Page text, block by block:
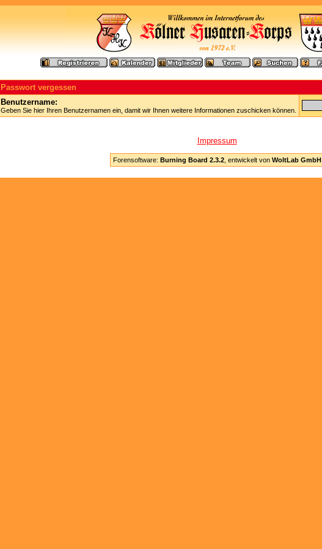
Passwort vergessen
Benutzername:
Geben Sie hier Ihren Benutzernamen ein, damit wir Ihnen weitere Informationen zuschicken können.
Impressum
Forensoftware: Burning Board 2.3.2, entwickelt von WoltLab GmbH